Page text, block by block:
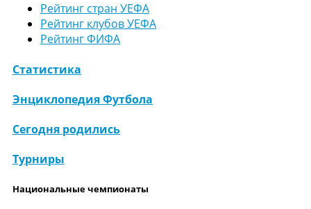
Рейтинг стран УЕФА
Рейтинг клубов УЕФА
Рейтинг ФИФА
Статистика
Энциклопедия Футбола
Сегодня родились
Турниры
Национальные чемпионаты